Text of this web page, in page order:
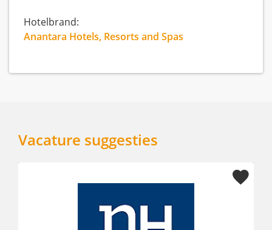
Hotelbrand:
Anantara Hotels, Resorts and Spas
Vacature suggesties